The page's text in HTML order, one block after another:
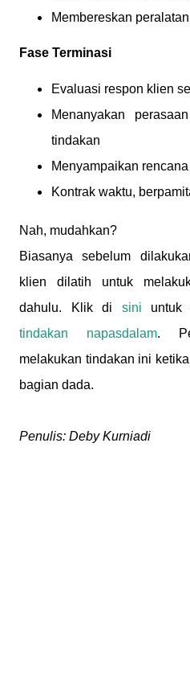
Membereskan peralatan
Fase Terminasi
Evaluasi respon klien
Menanyakan
tindakan
Menyampaikan
Kontrak waktu,
Nah, mudahkan?
Biasanya sebelum
klien dilatih untuk
dahulu. Klik di sini untuk
tindakan napasdalam.
melakukan tindakan ini
bagian dada.
Penulis: Deby Kurniadi